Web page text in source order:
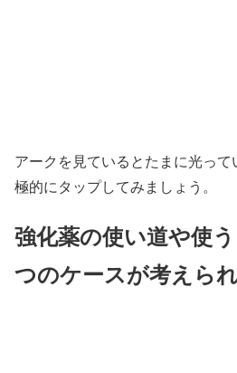
アークを見ているとたまに光っ
極的にタップしてみましょう。
強化薬の使い道や使
つのケースが考えられ